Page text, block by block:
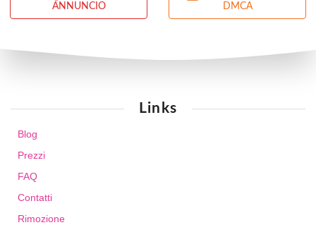
ANNUNCIO
DMCA
Links
Blog
Prezzi
FAQ
Contatti
Rimozione